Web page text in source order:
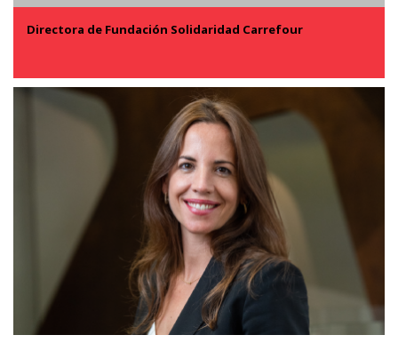
Directora de Fundación Solidaridad Carrefour